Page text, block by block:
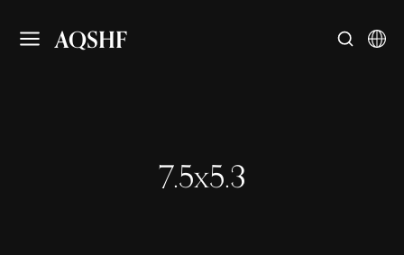
AQSHF
7.5x5.3